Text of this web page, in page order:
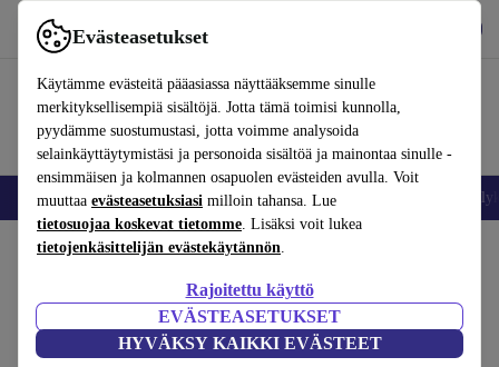
Evästeasetukset
Käytämme evästeitä pääasiassa näyttääksemme sinulle
merkityksellisempiä sisältöjä. Jotta tämä toimisi kunnolla,
pyydämme suostumustasi, jotta voimme analysoida
selainkäyttäytymistäsi ja personoida sisältöä ja mainontaa sinulle -
ensimmäisen ja kolmannen osapuolen evästeiden avulla. Voit
muuttaa evästeasetuksiasi milloin tahansa. Lue
tietosuojaa koskevat tietomme. Lisäksi voit lukea
tietojenkäsittelijän evästekäytännön.
Rajoitettu käyttö
EVÄSTEASETUKSET
HYVÄKSY KAIKKI EVÄSTEET
Käytä refurbed-palvelua nopeasti ja helposti
Matkapuhelimet ja älypuhelimet Kannettavat tietokoneet
Vaiheet 1/4
Toiminnallisuus Tekniset tiedot Tarjous Henkilötiedot